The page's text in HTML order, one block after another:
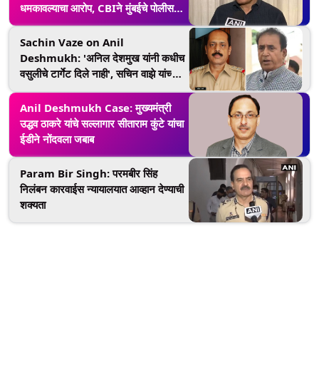
धमकावल्याचा आरोप, CBIने मुंबईचे पोलीस
आयुक्त संजय पांडे यांची केली 6 तास चौकशी
Sachin Vaze on Anil
Deshmukh: 'अनिल देशमुख यांनी कधीच
वसुलीचे टार्गेट दिले नाही', सचिन वाझे यांच्या
उत्तरामुळे 'कहानी में ट्विस्ट'
Anil Deshmukh Case: मुख्यमंत्री
उद्धव ठाकरे यांचे सल्लागार सीताराम कुंटे यांचा
ईडीने नोंदवला जबाब
Param Bir Singh: परमबीर सिंह
निलंबन कारवाईस न्यायालयात आव्हान देण्याची
शक्यता